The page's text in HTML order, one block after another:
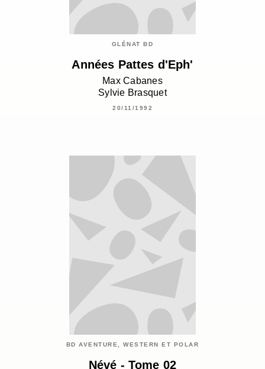
GLÉNAT BD
Années Pattes d'Eph'
Max Cabanes
Sylvie Brasquet
20/11/1992
BD AVENTURE, WESTERN ET POLAR
Névé - Tome 02